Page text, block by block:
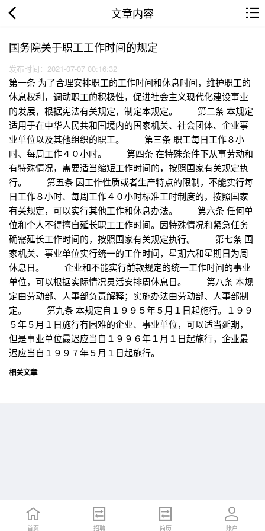
文章内容
国务院关于职工工作时间的规定
发布时间：2021-07-07 00:16:32
第一条 为了合理安排职工的工作时间和休息时间，维护职工的
休息权利，调动职工的积极性，促进社会主义现代化建设事业
的发展，根据宪法有关规定，制定本规定。 第二条 本规定
适用于在中华人民共和国境内的国家机关、社会团体、企业事
业单位以及其他组织的职工。 第三条 职工每日工作８小
时、每周工作４０小时。 第四条 在特殊条件下从事劳动和
有特殊情况，需要适当缩短工作时间的，按照国家有关规定执
行。 第五条 因工作性质或者生产特点的限制，不能实行每
日工作８小时、每周工作４０小时标准工时制度的，按照国家
有关规定，可以实行其他工作和休息办法。 第六条 任何单
位和个人不得擅自延长职工工作时间。因特殊情况和紧急任务
确需延长工作时间的，按照国家有关规定执行。 第七条 国
家机关、事业单位实行统一的工作时间，星期六和星期日为周
休息日。 企业和不能实行前款规定的统一工作时间的事业
单位，可以根据实际情况灵活安排周休息日。 第八条 本规
定由劳动部、人事部负责解释；实施办法由劳动部、人事部制
定。 第九条 本规定自１９９５年５月１日起施行。１９９
５年５月１日施行有困难的企业、事业单位，可以适当延期，
但是事业单位最迟应当自１９９６年１月１日起施行，企业最
迟应当自１９９７年５月１日起施行。
相关文章
首页 招聘 简历 账户
首页 招聘 简历 账户